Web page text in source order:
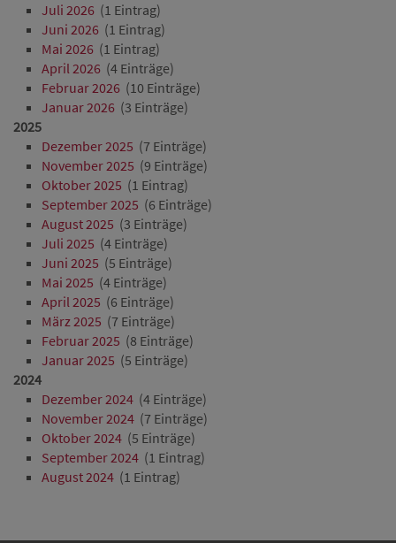
Juli 2026 (1 Eintrag)
Juni 2026 (1 Eintrag)
Mai 2026 (1 Eintrag)
April 2026 (4 Einträge)
Februar 2026 (10 Einträge)
Januar 2026 (3 Einträge)
2025
Dezember 2025 (7 Einträge)
November 2025 (9 Einträge)
Oktober 2025 (1 Eintrag)
September 2025 (6 Einträge)
August 2025 (3 Einträge)
Juli 2025 (4 Einträge)
Juni 2025 (5 Einträge)
Mai 2025 (4 Einträge)
April 2025 (6 Einträge)
März 2025 (7 Einträge)
Februar 2025 (8 Einträge)
Januar 2025 (5 Einträge)
2024
Dezember 2024 (4 Einträge)
November 2024 (7 Einträge)
Oktober 2024 (5 Einträge)
September 2024 (1 Eintrag)
August 2024 (1 Eintrag)